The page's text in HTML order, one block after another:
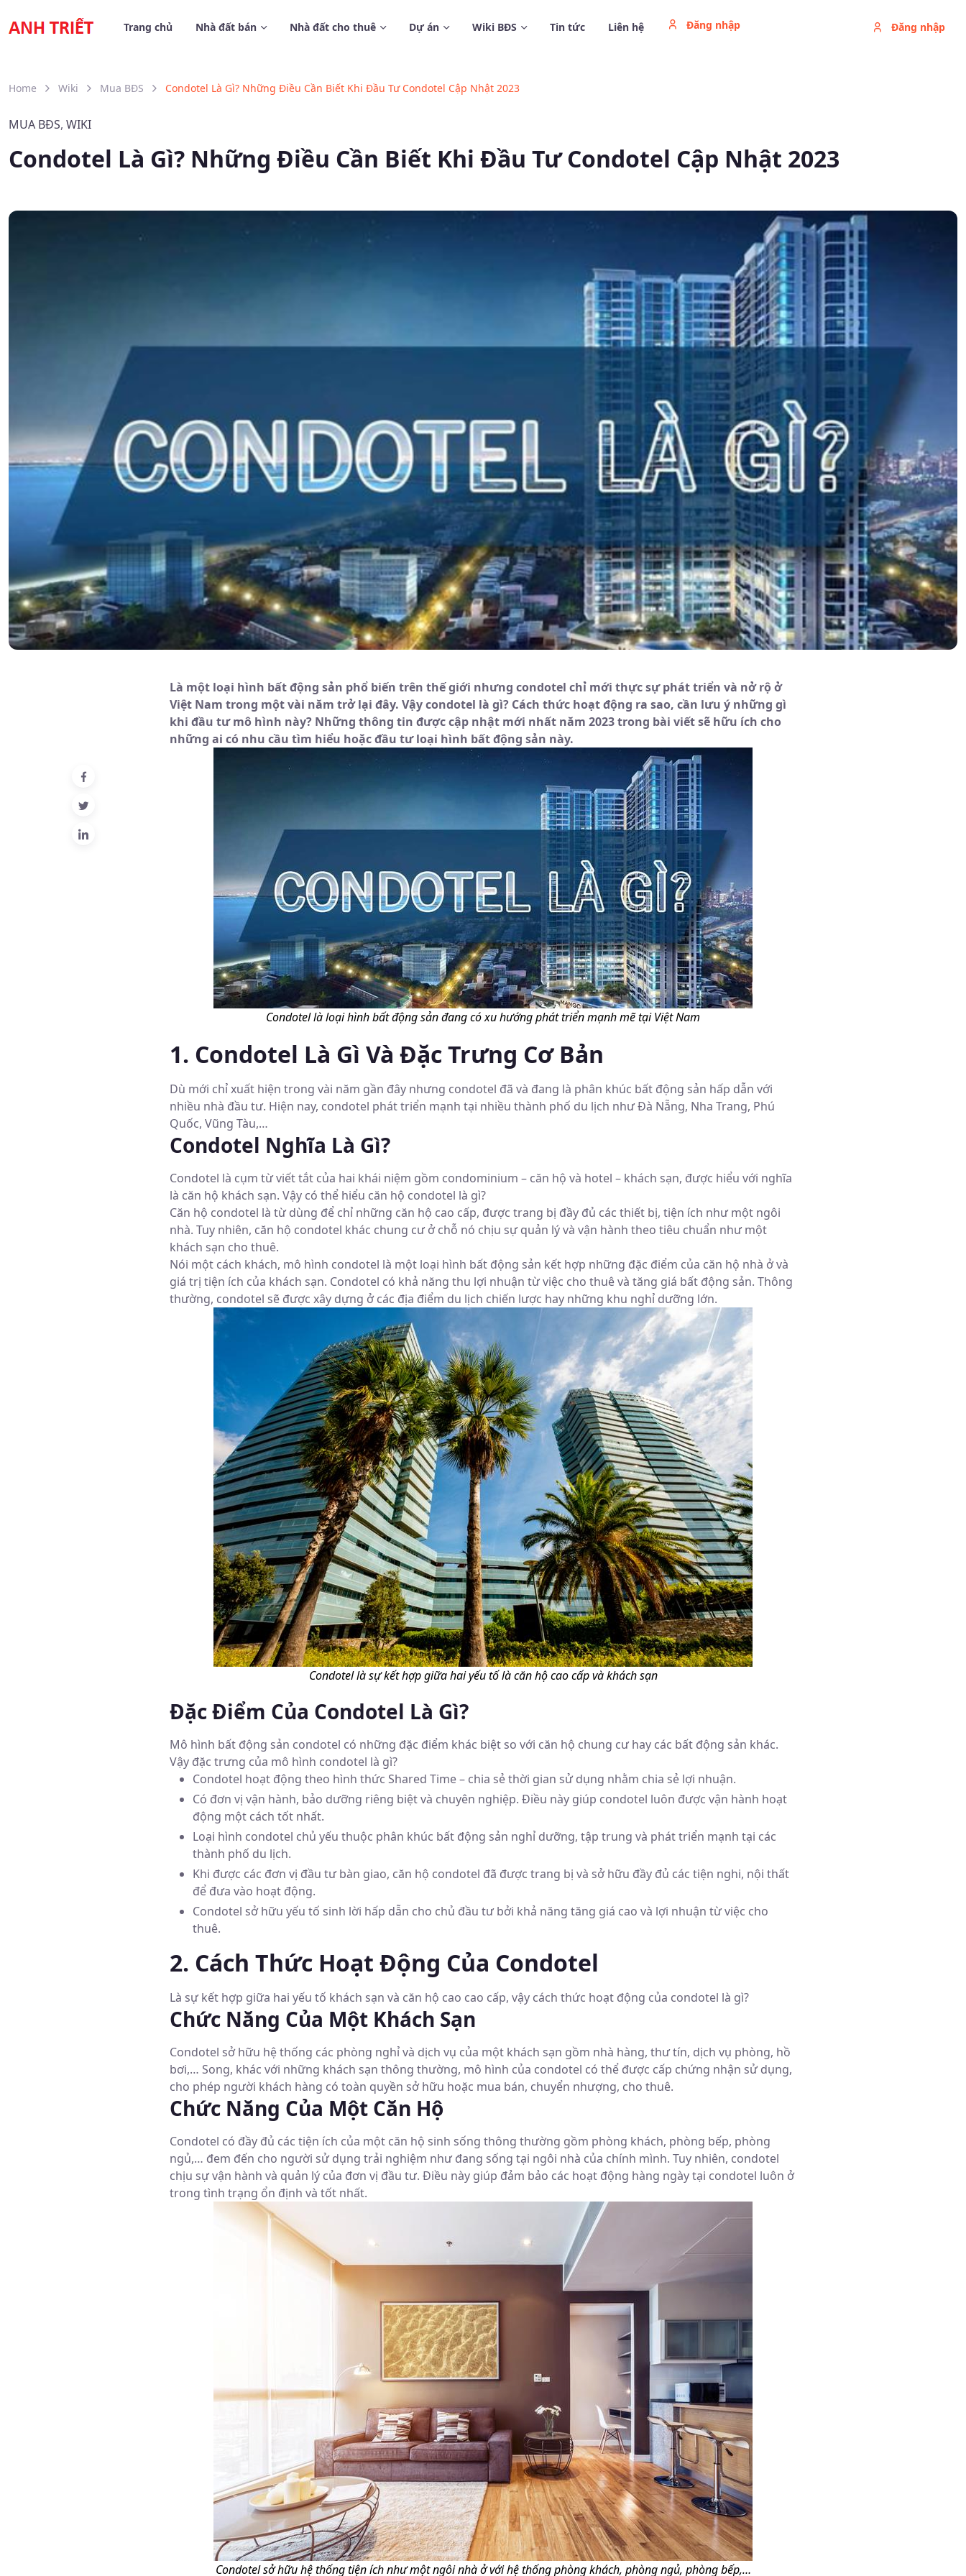
Đăng nhập
Trang chủ Nhà đất bán Nhà đất cho thuê Dự án Wiki BĐS Tin tức Liên hệ Đăng nhập
Home Wiki Mua BĐS Condotel Là Gì? Những Điều Cần Biết Khi Đầu Tư Condotel Cập Nhật 2023
MUA BĐS, WIKI
Condotel Là Gì? Những Điều Cần Biết Khi Đầu Tư Condotel Cập Nhật 2023
Là một loại hình bất động sản phổ biến trên thế giới nhưng condotel chỉ mới thực sự phát triển và nở rộ ở
Việt Nam trong một vài năm trở lại đây. Vậy condotel là gì? Cách thức hoạt động ra sao, cần lưu ý những gì
khi đầu tư mô hình này? Những thông tin được cập nhật mới nhất năm 2023 trong bài viết sẽ hữu ích cho
những ai có nhu cầu tìm hiểu hoặc đầu tư loại hình bất động sản này.
Condotel là loại hình bất động sản đang có xu hướng phát triển mạnh mẽ tại Việt Nam
1. Condotel Là Gì Và Đặc Trưng Cơ Bản
Dù mới chỉ xuất hiện trong vài năm gần đây nhưng condotel đã và đang là phân khúc bất động sản hấp dẫn với
nhiều nhà đầu tư. Hiện nay, condotel phát triển mạnh tại nhiều thành phố du lịch như Đà Nẵng, Nha Trang, Phú
Quốc, Vũng Tàu,…
Condotel Nghĩa Là Gì?
Condotel là cụm từ viết tắt của hai khái niệm gồm condominium – căn hộ và hotel – khách sạn, được hiểu với nghĩa
là căn hộ khách sạn. Vậy có thể hiểu căn hộ condotel là gì?
Căn hộ condotel là từ dùng để chỉ những căn hộ cao cấp, được trang bị đầy đủ các thiết bị, tiện ích như một ngôi
nhà. Tuy nhiên, căn hộ condotel khác chung cư ở chỗ nó chịu sự quản lý và vận hành theo tiêu chuẩn như một
khách sạn cho thuê.
Nói một cách khách, mô hình condotel là một loại hình bất động sản kết hợp những đặc điểm của căn hộ nhà ở và
giá trị tiện ích của khách sạn. Condotel có khả năng thu lợi nhuận từ việc cho thuê và tăng giá bất động sản. Thông
thường, condotel sẽ được xây dựng ở các địa điểm du lịch chiến lược hay những khu nghỉ dưỡng lớn.
Condotel là sự kết hợp giữa hai yếu tố là căn hộ cao cấp và khách sạn
Đặc Điểm Của Condotel Là Gì?
Mô hình bất động sản condotel có những đặc điểm khác biệt so với căn hộ chung cư hay các bất động sản khác.
Vậy đặc trưng của mô hình condotel là gì?
Condotel hoạt động theo hình thức Shared Time – chia sẻ thời gian sử dụng nhằm chia sẻ lợi nhuận.
Có đơn vị vận hành, bảo dưỡng riêng biệt và chuyên nghiệp. Điều này giúp condotel luôn được vận hành hoạt
động một cách tốt nhất.
Loại hình condotel chủ yếu thuộc phân khúc bất động sản nghỉ dưỡng, tập trung và phát triển mạnh tại các
thành phố du lịch.
Khi được các đơn vị đầu tư bàn giao, căn hộ condotel đã được trang bị và sở hữu đầy đủ các tiện nghi, nội thất
để đưa vào hoạt động.
Condotel sở hữu yếu tố sinh lời hấp dẫn cho chủ đầu tư bởi khả năng tăng giá cao và lợi nhuận từ việc cho
thuê.
2. Cách Thức Hoạt Động Của Condotel
Là sự kết hợp giữa hai yếu tố khách sạn và căn hộ cao cao cấp, vậy cách thức hoạt động của condotel là gì?
Chức Năng Của Một Khách Sạn
Condotel sở hữu hệ thống các phòng nghỉ và dịch vụ của một khách sạn gồm nhà hàng, thư tín, dịch vụ phòng, hồ
bơi,… Song, khác với những khách sạn thông thường, mô hình của condotel có thể được cấp chứng nhận sử dụng,
cho phép người khách hàng có toàn quyền sở hữu hoặc mua bán, chuyển nhượng, cho thuê.
Chức Năng Của Một Căn Hộ
Condotel có đầy đủ các tiện ích của một căn hộ sinh sống thông thường gồm phòng khách, phòng bếp, phòng
ngủ,… đem đến cho người sử dụng trải nghiệm như đang sống tại ngôi nhà của chính mình. Tuy nhiên, condotel
chịu sự vận hành và quản lý của đơn vị đầu tư. Điều này giúp đảm bảo các hoạt động hàng ngày tại condotel luôn ở
trong tình trạng ổn định và tốt nhất.
Condotel sở hữu hệ thống tiện ích như một ngôi nhà ở với hệ thống phòng khách, phòng ngủ, phòng bếp,…